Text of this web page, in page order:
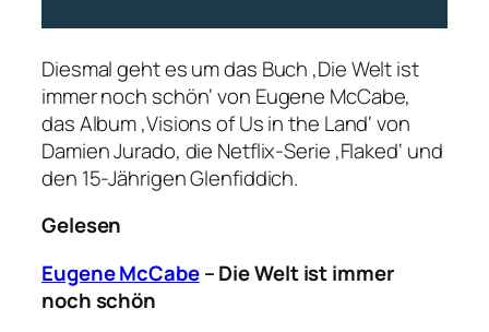
Diesmal geht es um das Buch ‚Die Welt ist
immer noch schön‘ von Eugene McCabe,
das Album ‚Visions of Us in the Land‘ von
Damien Jurado, die Netflix-Serie ‚Flaked‘ und
den 15-Jährigen Glenfiddich.
Gelesen
Eugene McCabe– Die Welt ist immer
noch schön